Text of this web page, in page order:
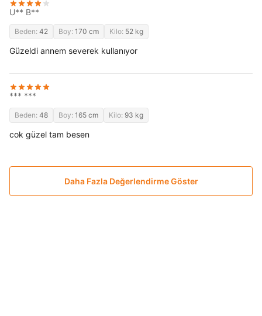
U** B**
Beden: 42 Boy: 170 cm Kilo: 52 kg
Güzeldi annem severek kullanıyor
*** ***
Beden: 48 Boy: 165 cm Kilo: 93 kg
cok güzel tam besen
Daha Fazla Değerlendirme Göster